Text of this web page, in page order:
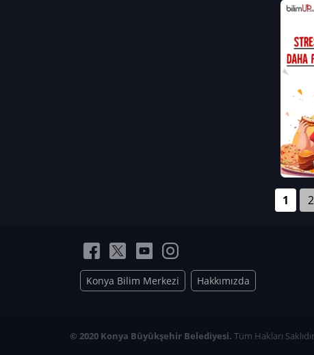
1 2
Konya Bilim Merkezi Hakkımızda
© 2020 Konya Büyükşehir Belediyesi. Tüm Hakları Saklıdır